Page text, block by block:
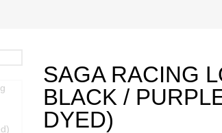
SAGA RACING
BLACK /
DYED)